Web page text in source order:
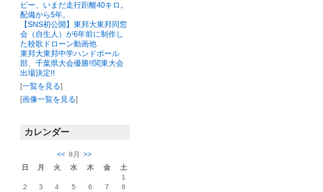
ピー、いまだ走行距離40キロ。
配備から5年。
【SNS初公開】東邦大東邦同窓
会（自生人）が6年前に制作し
た校歌ドローン動画他
東邦大東邦中学ハンドボール
部、千葉県大会優勝!!関東大会
出場決定!!
[一覧を見る]
[画像一覧を見る]
カレンダー
<< 8月
>>
日
月 火 水 木 金
土
1
2
3 4 5 6 7
8